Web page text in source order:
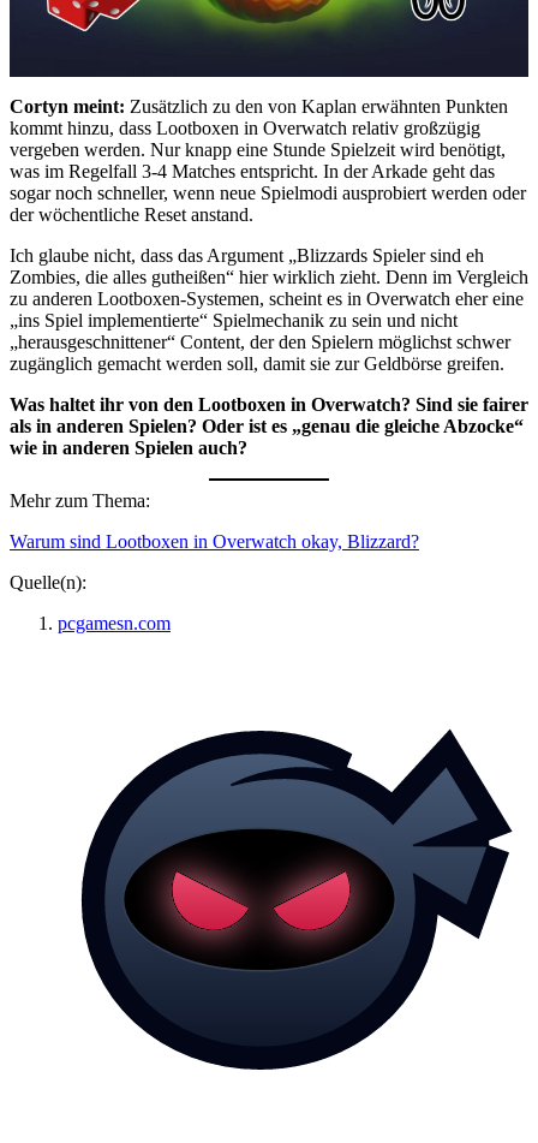
Cortyn meint: Zusätzlich zu den von Kaplan erwähnten Punkten
kommt hinzu, dass Lootboxen in Overwatch relativ großzügig
vergeben werden. Nur knapp eine Stunde Spielzeit wird benötigt,
was im Regelfall 3-4 Matches entspricht. In der Arkade geht das
sogar noch schneller, wenn neue Spielmodi ausprobiert werden oder
der wöchentliche Reset anstand.
Ich glaube nicht, dass das Argument „Blizzards Spieler sind eh
Zombies, die alles gutheißen“ hier wirklich zieht. Denn im Vergleich
zu anderen Lootboxen-Systemen, scheint es in Overwatch eher eine
„ins Spiel implementierte“ Spielmechanik zu sein und nicht
„herausgeschnittener“ Content, der den Spielern möglichst schwer
zugänglich gemacht werden soll, damit sie zur Geldbörse greifen.
Was haltet ihr von den Lootboxen in Overwatch? Sind sie fairer
als in anderen Spielen? Oder ist es „genau die gleiche Abzocke“
wie in anderen Spielen auch?
Mehr zum Thema:
Warum sind Lootboxen in Overwatch okay, Blizzard?
Quelle(n):
pcgamesn.com